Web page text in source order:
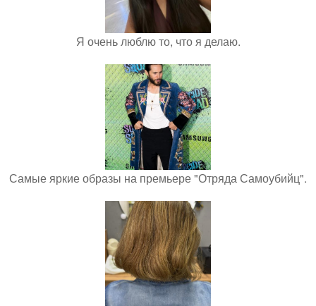
Я очень люблю то, что я делаю.
Самые яркие образы на премьере "Отряда Самоубийц".